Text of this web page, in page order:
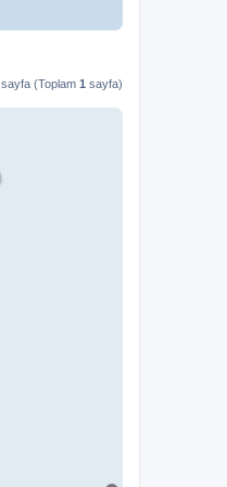
. sayfa (Toplam 1 sayfa)